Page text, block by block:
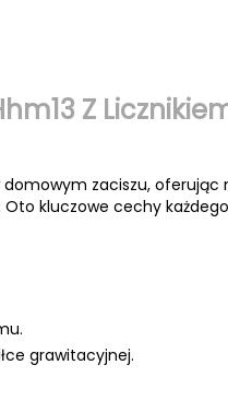
Z
zaciszu, oferując
kluczowe cechy
grawitacyjnej.